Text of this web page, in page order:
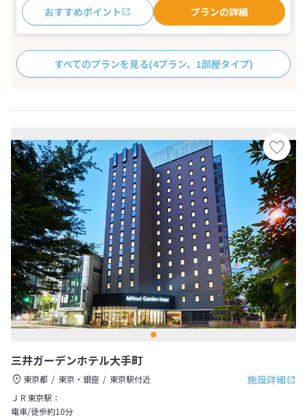
おすすめポイント プランの詳細
すべてのプランを見る(4プラン、1部屋タイプ)
三井ガーデンホテル大手町
施設詳細
東京都 東京・銀座
東京駅付近
ＪＲ東京駅：
電車/徒歩約10分